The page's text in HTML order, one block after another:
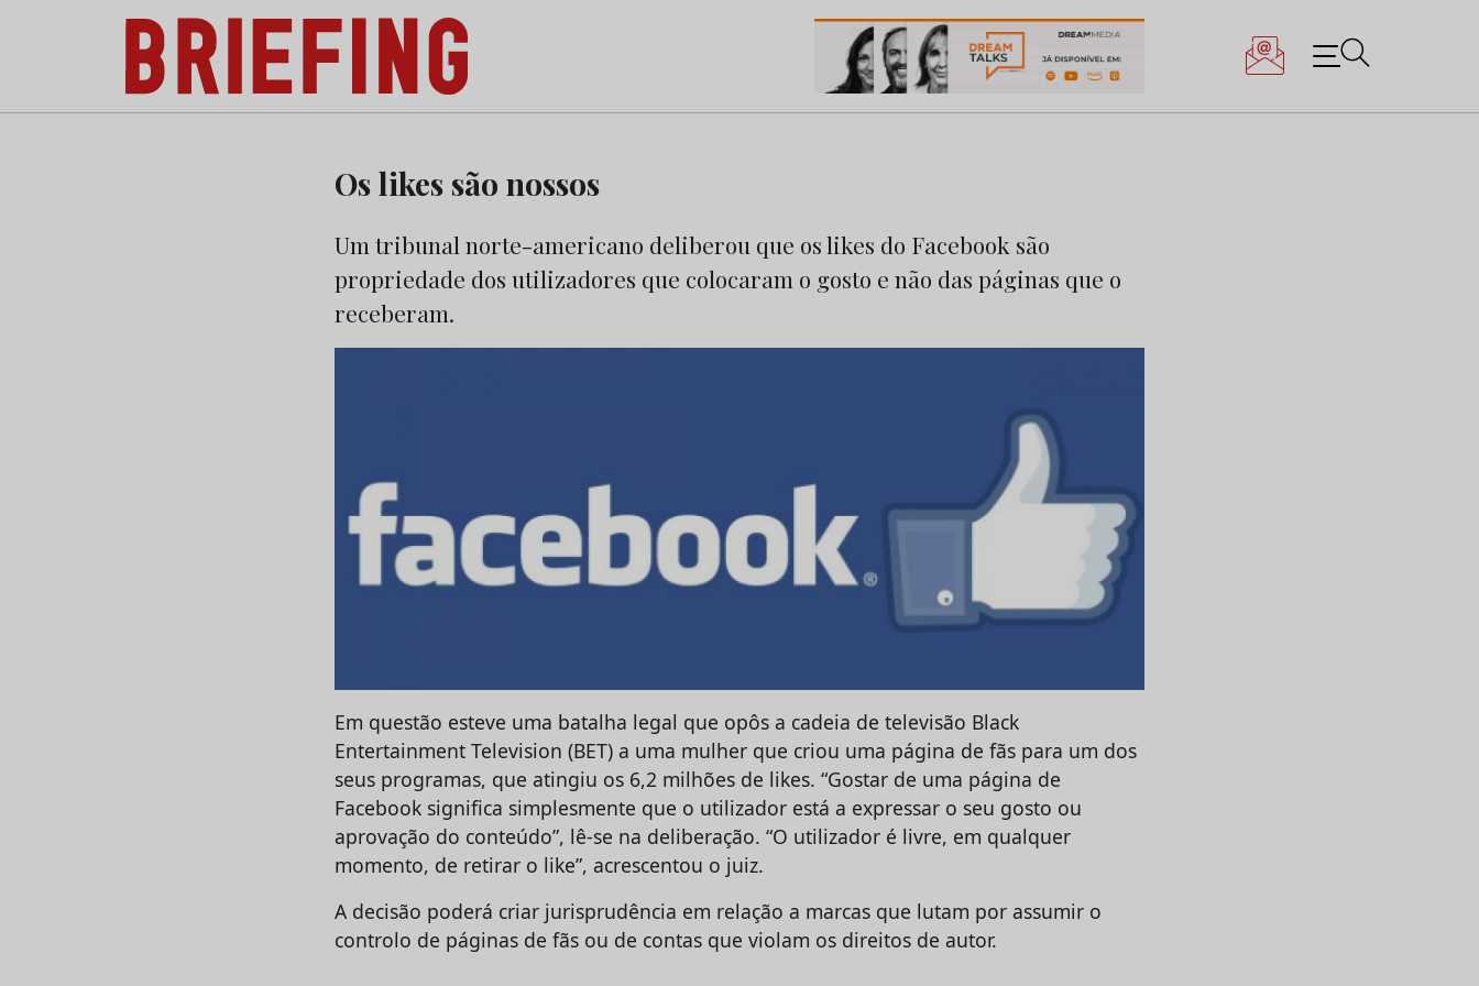
Briefing: Todas as notícias sobre os negócios do Marketing e da Publicidade
Os likes são nossos
Um tribunal norte-americano deliberou que os likes do Facebook são
propriedade dos utilizadores que colocaram o gosto e não das páginas que o
receberam.
Em questão esteve uma batalha legal que opôs a cadeia de televisão Black
Entertainment Television (BET) a uma mulher que criou uma página de fãs para um dos
seus programas, que atingiu os 6,2 milhões de likes. “Gostar de uma página de
Facebook significa simplesmente que o utilizador está a expressar o seu gosto ou
aprovação do conteúdo”, lê-se na deliberação. “O utilizador é livre, em qualquer
momento, de retirar o like”, acrescentou o juiz.
A decisão poderá criar jurisprudência em relação a marcas que lutam por assumir o
controlo de páginas de fãs ou de contas que violam os direitos de autor.